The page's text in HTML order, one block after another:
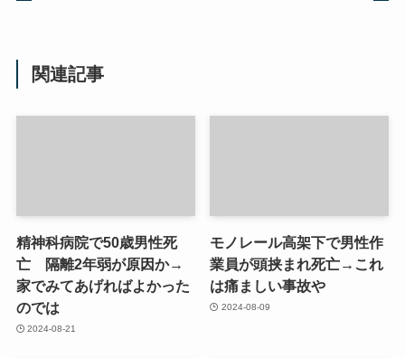
関連記事
精神科病院で50歳男性死
亡 隔離2年弱が原因か→
家でみてあげればよかった
のでは
2024-08-21
モノレール高架下で男性作
業員が頭挟まれ死亡→これ
は痛ましい事故や
2024-08-09